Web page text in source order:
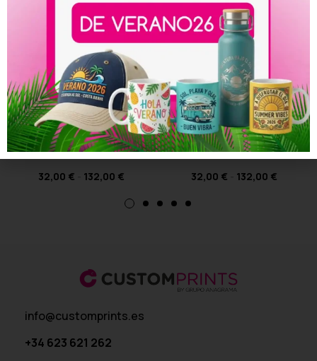
Lona para Baby Showers
Diseño 2
32,00 € 132,00 €
Lona para Aniversarios
Diseño 4
32,00 € 132,00 €
info@customprints.es
+34 623 621 262